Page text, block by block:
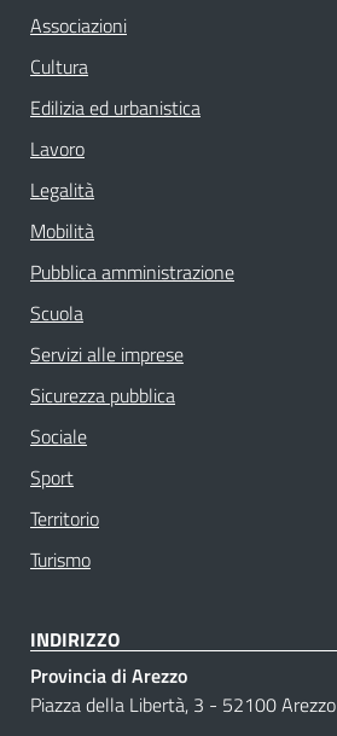
Associazioni
Cultura
Edilizia ed urbanistica
Lavoro
Legalità
Mobilità
Pubblica amministrazione
Scuola
Servizi alle imprese
Sicurezza pubblica
Sociale
Sport
Territorio
Turismo
INDIRIZZO
Provincia di Arezzo
Piazza della Libertà, 3 - 52100 Arezzo